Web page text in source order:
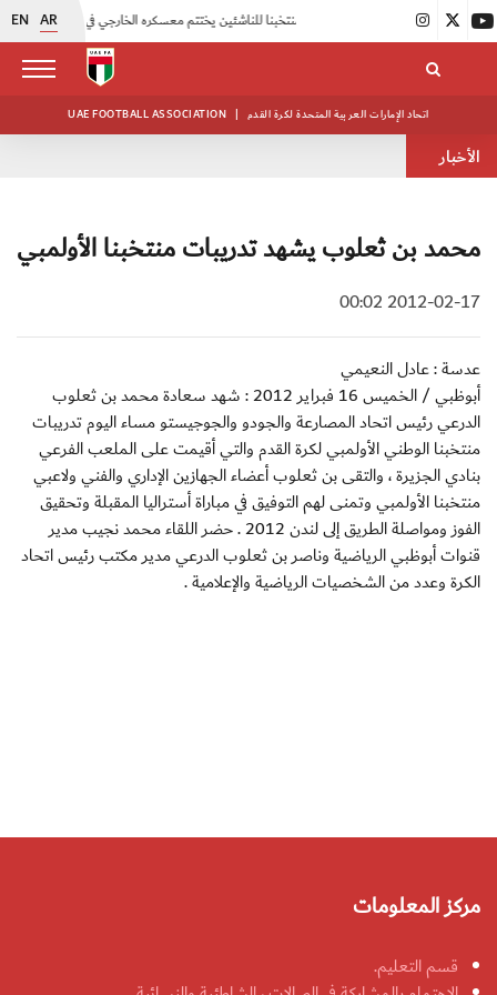
EN AR
اتحاد الكرة يُنظم ورشة عمل للمراقبين المعتمدين |
UAE FOOTBALL ASSOCIATION | اتحاد الإمارات العربية المتحدة لكرة القدم
الأخبار
محمد بن ثعلوب يشهد تدريبات منتخبنا الأولمبي
2012-02-17 00:02
عدسة : عادل النعيمي
أبوظبي / الخميس 16 فبراير 2012 : شهد سعادة محمد بن ثعلوب
الدرعي رئيس اتحاد المصارعة والجودو والجوجيستو مساء اليوم تدريبات
منتخبنا الوطني الأولمبي لكرة القدم والتي أقيمت على الملعب الفرعي
بنادي الجزيرة ، والتقى بن ثعلوب أعضاء الجهازين الإداري والفني ولاعبي
منتخبنا الأولمبي وتمنى لهم التوفيق في مباراة أستراليا المقبلة وتحقيق
الفوز ومواصلة الطريق إلى لندن 2012 . حضر اللقاء محمد نجيب مدير
قنوات أبوظبي الرياضية وناصر بن ثعلوب الدرعي مدير مكتب رئيس اتحاد
الكرة وعدد من الشخصيات الرياضية والإعلامية .
مركز المعلومات
قسم التعليم.